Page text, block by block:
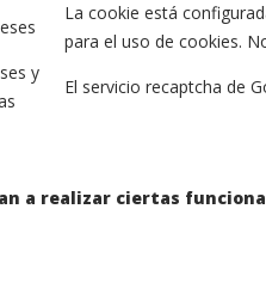
La cookie está
para el uso de cookies.
y
El servicio recaptcha de
a realizar ciertas